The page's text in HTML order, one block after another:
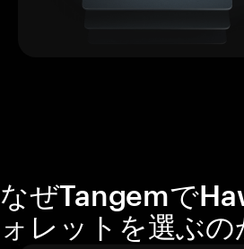
なぜTangemで
ォレットを選ぶの